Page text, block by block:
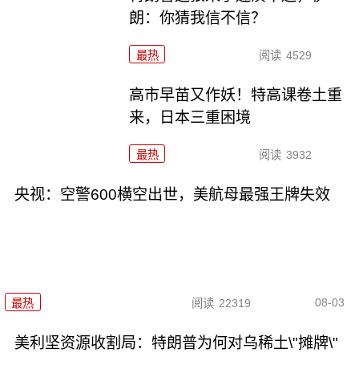
朗：你猜我信不信？
最热 阅读 4529
高市早苗又作妖！特高课卷土重
来，日本三重困境
最热 阅读 3932
央视：空警600横空出世，美航母最强王牌失效
最热 阅读 22319 08-03
美利坚资源收割局：特朗普为何对乌稀土\"摊牌\"